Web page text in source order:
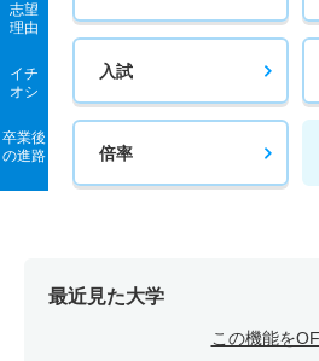
志望
理由
イチ
オシ
卒業後
の進路
入試
倍率
最近見た大学
この機能を